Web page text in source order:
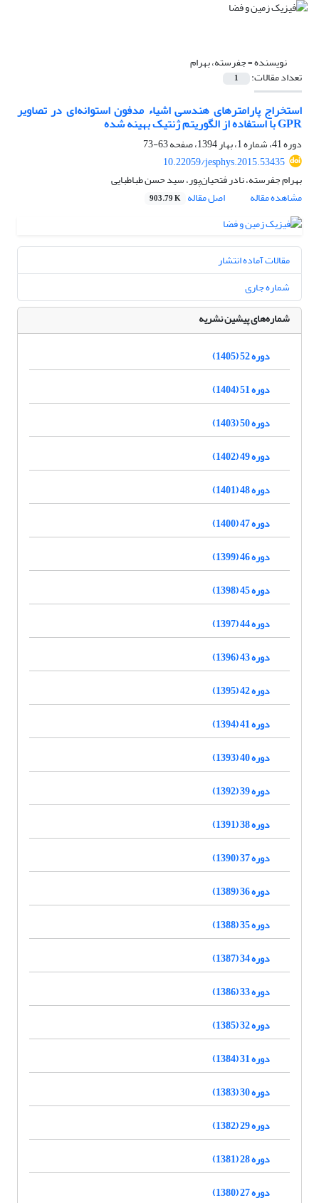
نویسنده =جفرسته، بهرام
تعداد مقالات: 1
استخراج پارامترهای هندسی اشیاء مدفون استوانه‌‌ای در تصاویر
GPR با استفاده از الگوریتم ژنتیک بهینه شده
دوره 41، شماره 1، بهار 1394، صفحه
63-73
10.22059/jesphys.2015.53435
بهرام جفرسته، نادر فتحیان‌پور، سید حسن طباطبایی
مشاهده مقاله
اصل مقاله 903.79 K
مقالات آماده انتشار
شماره جاری
شماره‌های پیشین نشریه
دوره 52 (1405)
دوره 51 (1404)
دوره 50 (1403)
دوره 49 (1402)
دوره 48 (1401)
دوره 47 (1400)
دوره 46 (1399)
دوره 45 (1398)
دوره 44 (1397)
دوره 43 (1396)
دوره 42 (1395)
دوره 41 (1394)
دوره 40 (1393)
دوره 39 (1392)
دوره 38 (1391)
دوره 37 (1390)
دوره 36 (1389)
دوره 35 (1388)
دوره 34 (1387)
دوره 33 (1386)
دوره 32 (1385)
دوره 31 (1384)
دوره 30 (1383)
دوره 29 (1382)
دوره 28 (1381)
دوره 27 (1380)